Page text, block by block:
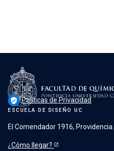
verified_user Políticas de Privacidad
ESCUELA DE DISEÑO UC
El Comendador 1916, Providencia.
¿Cómo llegar?